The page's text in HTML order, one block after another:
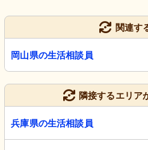
関連す
岡山県の生活相談員
隣接するエリア
兵庫県の生活相談員